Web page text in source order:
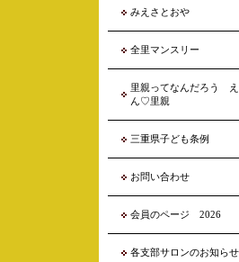
みえさとおや
全里マンスリー
里親ってなんだろう
ん♡里親
三重県子ども条例
お問い合わせ
会員のページ 2026
各支部サロンのお知らせ